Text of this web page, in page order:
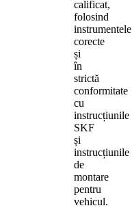
calificat,
folosind
instrumentele
corecte
și
în
strictă
conformitate
cu
instrucțiunile
SKF
și
instrucțiunile
de
montare
pentru
vehicul.